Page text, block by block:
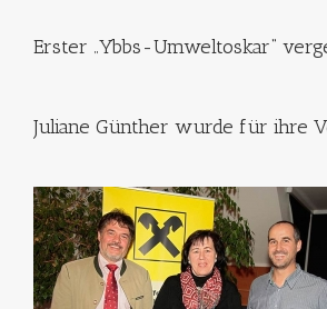
Erster „Ybbs-Umweltoskar“
Juliane Günther wurde für ihre